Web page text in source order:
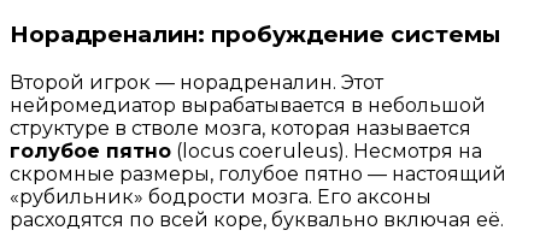
Норадреналин: пробуждение системы
Второй игрок — норадреналин. Этот
нейромедиатор вырабатывается в небольшой
структуре в стволе мозга, которая называется
голубое пятно (locus coeruleus). Несмотря на
скромные размеры, голубое пятно — настоящий
«рубильник» бодрости мозга. Его аксоны
расходятся по всей коре, буквально включая её.